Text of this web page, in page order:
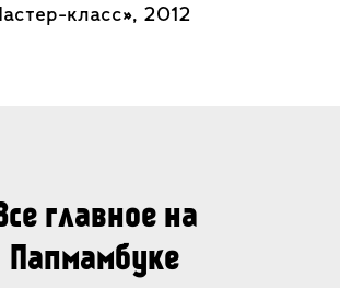
класс», 2012
главное на
Папмамбуке